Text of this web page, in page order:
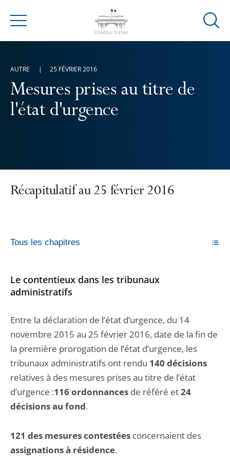
Menu
Ouvrir
Mesures prises au titre de
l'état d'urgence
AUTRE 25 FÉVRIER 2016
Récapitulatif au 25 février 2016
Tous les chapitres
Le contentieux dans les tribunaux
administratifs
Entre la déclaration de l’état d’urgence, du 14
novembre 2015 au 25 février 2016, date de la fin de
la première prorogation de l’état d’urgence, les
tribunaux administratifs ont rendu 140 décisions
relatives à des mesures prises au titre de l’état
d’urgence :116 ordonnances de référé et24
décisions au fond.
121 des mesures contestées concernaient des
assignations à résidence.